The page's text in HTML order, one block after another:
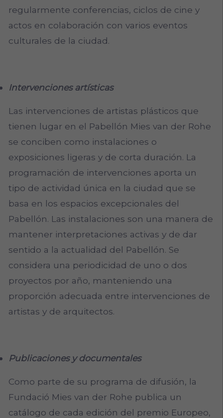
regularmente conferencias, ciclos de cine y
actos en colaboración con varios eventos
culturales de la ciudad.
Intervenciones artísticas
Las intervenciones de artistas plásticos que
tienen lugar en el Pabellón Mies van der Rohe
se conciben como instalaciones o
exposiciones ligeras y de corta duración. La
programación de intervenciones aporta un
tipo de actividad única en la ciudad que se
basa en los espacios excepcionales del
Pabellón. Las instalaciones son una manera de
mantener interpretaciones activas y de dar
sentido a la actualidad del Pabellón. Se
considera una periodicidad de uno o dos
proyectos por año, manteniendo una
proporción adecuada entre intervenciones de
artistas y de arquitectos.
Publicaciones y documentales
Como parte de su programa de difusión, la
Fundació Mies van der Rohe publica un
catálogo de cada edición del premio Europeo,